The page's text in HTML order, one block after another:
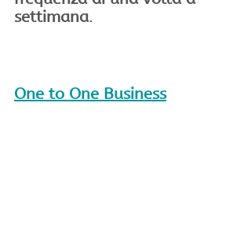
settimana.
One to One Business